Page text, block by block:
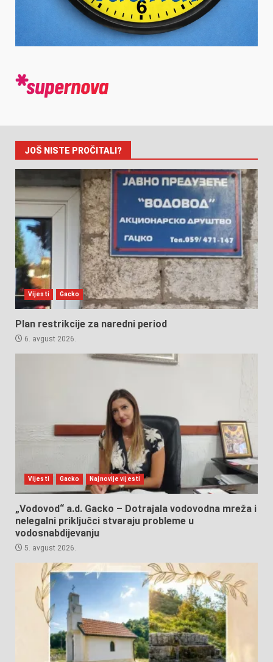
JOŠ NISTE PROČITALI?
Vijesti Gacko
Plan restrikcije za naredni period
6. avgust 2026.
Vijesti Gacko Najnovije vijesti
„Vodovod“ a.d. Gacko – Dotrajala vodovodna mreža i
nelegalni priključci stvaraju probleme u
vodosnabdijevanju
5. avgust 2026.